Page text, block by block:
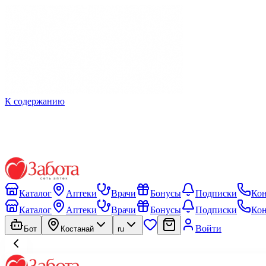
К содержанию
Каталог Аптеки Врачи Бонусы Подписки
Каталог
Аптеки Врачи Бонусы Подписки
Бот Костанай ru Войти